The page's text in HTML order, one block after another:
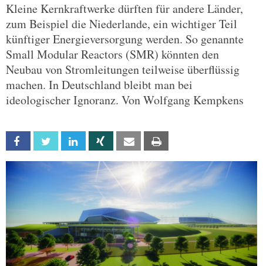
Kleine Kernkraftwerke dürften für andere Länder,
zum Beispiel die Niederlande, ein wichtiger Teil
künftiger Energieversorgung werden. So genannte
Small Modular Reactors (SMR) könnten den
Neubau von Stromleitungen teilweise überflüssig
machen. In Deutschland bleibt man bei
ideologischer Ignoranz. Von Wolfgang Kempkens
Facebook Twitter Linkedin Xing Email